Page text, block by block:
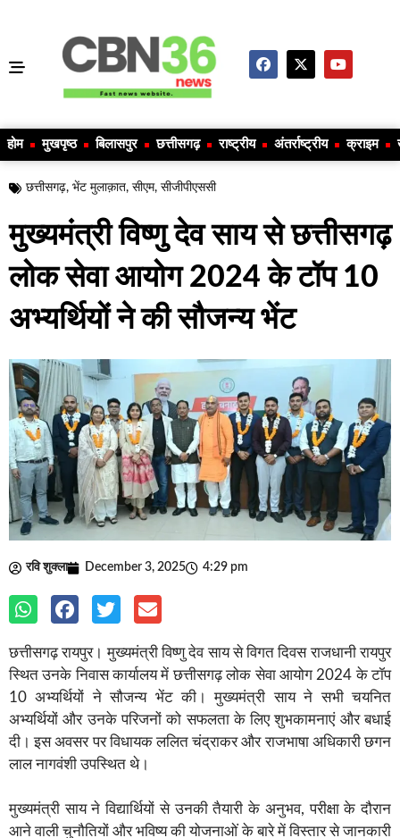
होम मुखपृष्ठ बिलासपुर छत्तीसगढ़ राष्ट्रीय अंतर्राष्ट्रीय क्राइम
छत्तीसगढ़, भेंट मुलाक़ात, सीएम, सीजीपीएससी
मुख्यमंत्री विष्णु देव साय से छत्तीसगढ़
लोक सेवा आयोग 2024 के टॉप 10
अभ्यर्थियों ने की सौजन्य भेंट
रवि शुक्ला December 3, 2025 4:29 pm
छत्तीसगढ़ रायपुर। मुख्यमंत्री विष्णु देव साय से विगत दिवस राजधानी रायपुर
स्थित उनके निवास कार्यालय में छत्तीसगढ़ लोक सेवा आयोग 2024 के टॉप
10 अभ्यर्थियों ने सौजन्य भेंट की। मुख्यमंत्री साय ने सभी चयनित
अभ्यर्थियों और उनके परिजनों को सफलता के लिए शुभकामनाएं और बधाई
दी। इस अवसर पर विधायक ललित चंद्राकर और राजभाषा अधिकारी छगन
लाल नागवंशी उपस्थित थे।
मुख्यमंत्री साय ने विद्यार्थियों से उनकी तैयारी के अनुभव, परीक्षा के दौरान
आने वाली चुनौतियों और भविष्य की योजनाओं के बारे में विस्तार से जानकारी